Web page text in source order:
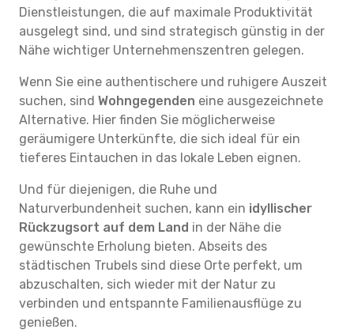
Dienstleistungen, die auf maximale Produktivität
ausgelegt sind, und sind strategisch günstig in der
Nähe wichtiger Unternehmenszentren gelegen.
Wenn Sie eine authentischere und ruhigere Auszeit
suchen, sind Wohngegenden eine ausgezeichnete
Alternative. Hier finden Sie möglicherweise
geräumigere Unterkünfte, die sich ideal für ein
tieferes Eintauchen in das lokale Leben eignen.
Und für diejenigen, die Ruhe und
Naturverbundenheit suchen, kann ein idyllischer
Rückzugsort auf dem Land in der Nähe die
gewünschte Erholung bieten. Abseits des
städtischen Trubels sind diese Orte perfekt, um
abzuschalten, sich wieder mit der Natur zu
verbinden und entspannte Familienausflüge zu
genießen.